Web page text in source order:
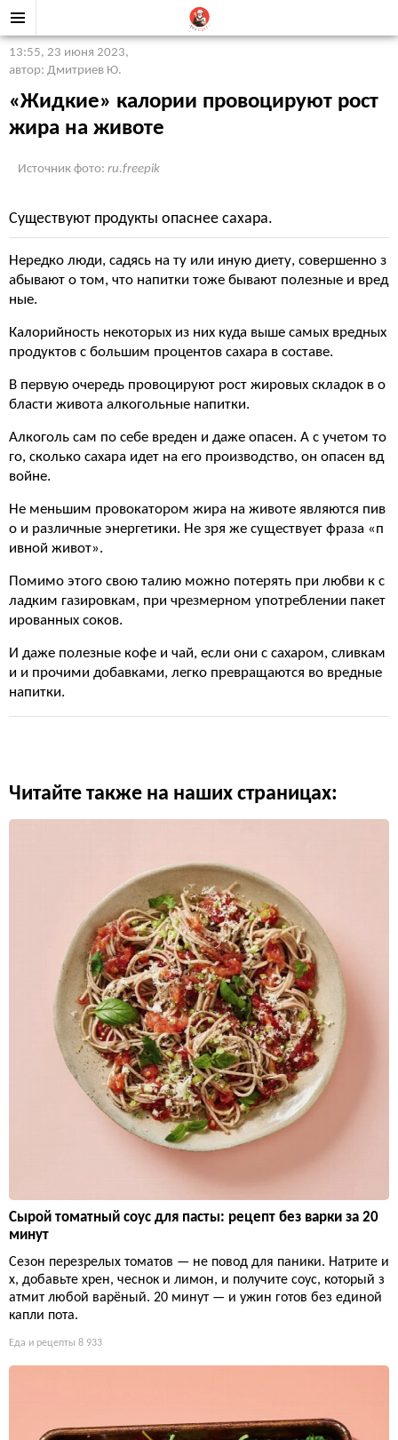
13:55, 23 июня 2023,
автор: Дмитриев Ю.
«Жидкие» калории провоцируют рост
жира на животе
Источник фото: ru.freepik
Существуют продукты опаснее сахара.
Нередко люди, садясь на ту или иную диету, совершенно з
абывают о том, что напитки тоже бывают полезные и вред
ные.
Калорийность некоторых из них куда выше самых вредных
продуктов с большим процентов сахара в составе.
В первую очередь провоцируют рост жировых складок в о
бласти живота алкогольные напитки.
Алкоголь сам по себе вреден и даже опасен. А с учетом то
го, сколько сахара идет на его производство, он опасен вд
войне.
Не меньшим провокатором жира на животе являются пив
о и различные энергетики. Не зря же существует фраза «п
ивной живот».
Помимо этого свою талию можно потерять при любви к с
ладким газировкам, при чрезмерном употреблении пакет
ированных соков.
И даже полезные кофе и чай, если они с сахаром, сливкам
и и прочими добавками, легко превращаются во вредные
напитки.
Читайте также на наших страницах:
Сырой томатный соус для пасты: рецепт без варки за 20
минут
Сезон перезрелых томатов — не повод для паники. Натрите и
х, добавьте хрен, чеснок и лимон, и получите соус, который з
атмит любой варёный. 20 минут — и ужин готов без единой
капли пота.
Еда и рецепты 8 933